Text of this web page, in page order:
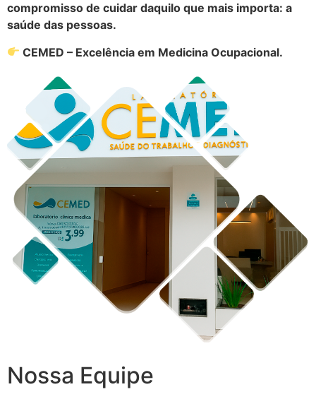
compromisso de cuidar daquilo que mais importa: a
saúde das pessoas.
CEMED – Excelência em Medicina Ocupacional.
Nossa Equipe